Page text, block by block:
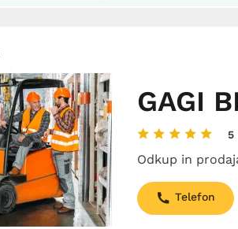
GAGI
5
Odkup in
Telefon